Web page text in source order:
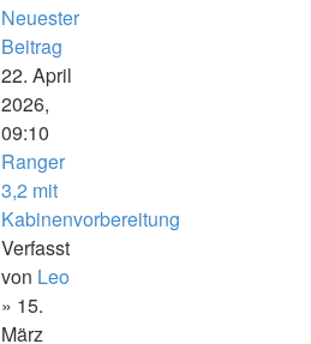
Neuester
Beitrag
22. April
2026,
09:10
Ranger
3,2 mit
Kabinenvorbereitung
Verfasst
von Leo
» 15.
März